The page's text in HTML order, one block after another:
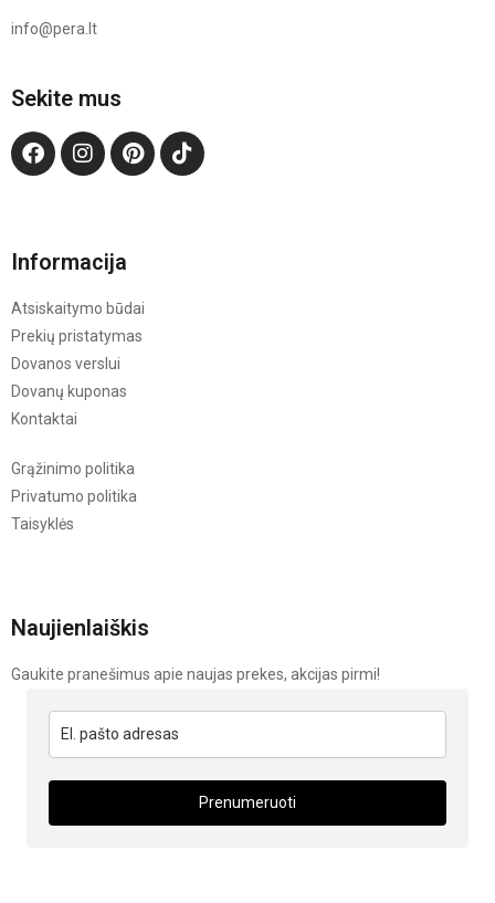
info@pera.lt
Sekite mus
Informacija
Atsiskaitymo būdai
Prekių pristatymas
Dovanos verslui
Dovanų kuponas
Kontaktai
Grąžinimo politika
Privatumo politika
Taisyklės
Naujienlaiškis
Gaukite pranešimus apie naujas prekes, akcijas pirmi!
Prenumeruoti